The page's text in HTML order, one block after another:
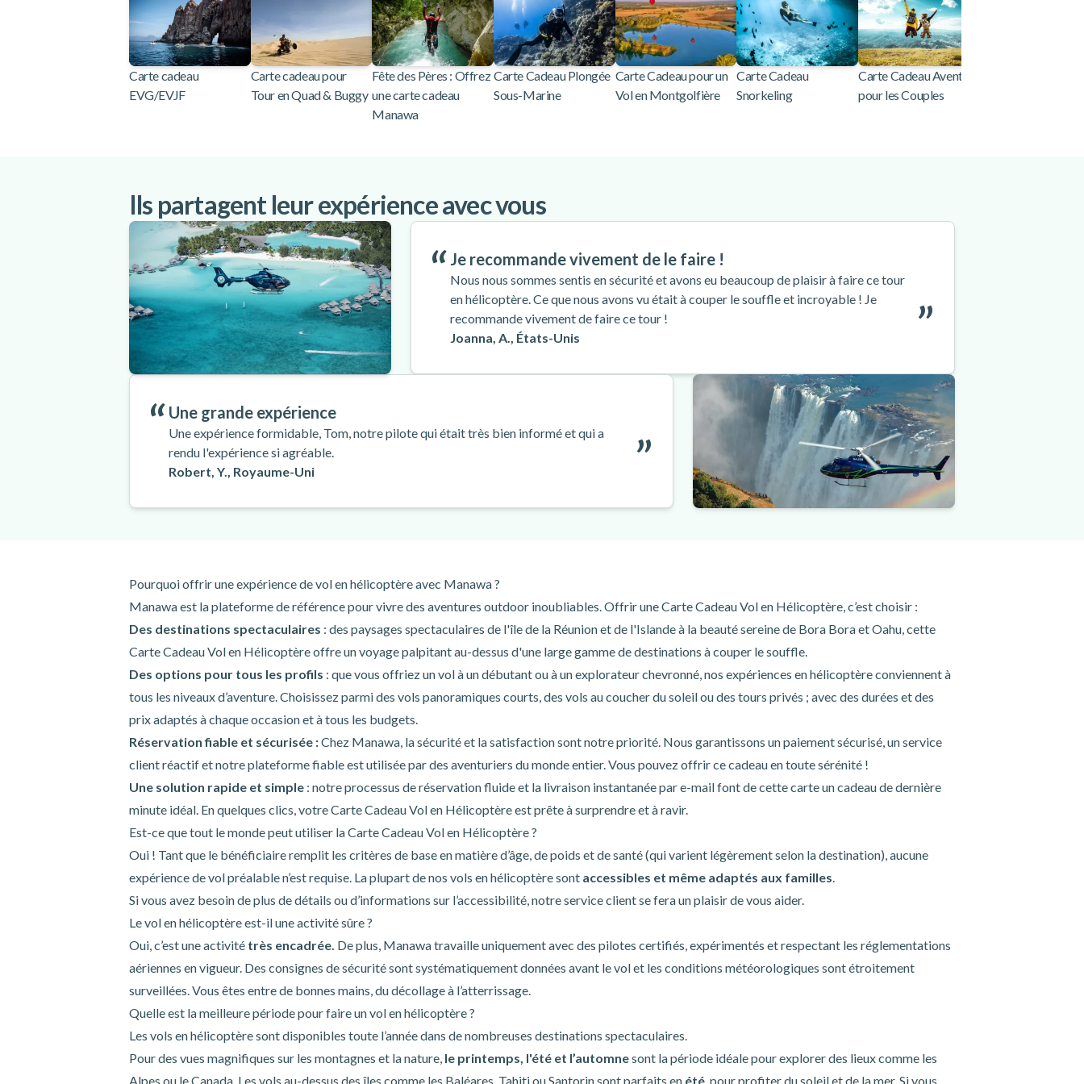
Carte cadeau
EVG/EVJF
Carte cadeau pour
Tour en Quad & Buggy
Fête des Pères : Offrez
une carte cadeau
Manawa
Carte Cadeau Plongée
Sous-Marine
Carte Cadeau pour un
Vol en Montgolfière
Carte Cadeau
Snorkeling
Carte Cadeau Aventure
pour les Couples
Ils partagent leur expérience avec vous
Je recommande vivement de le faire !
Nous nous sommes sentis en sécurité et avons eu beaucoup de plaisir à faire ce tour
en hélicoptère. Ce que nous avons vu était à couper le souffle et incroyable ! Je
recommande vivement de faire ce tour !
Joanna, A., États-Unis
Une grande expérience
Une expérience formidable, Tom, notre pilote qui était très bien informé et qui a
rendu l'expérience si agréable.
Robert, Y., Royaume-Uni
Pourquoi offrir une expérience de vol en hélicoptère avec Manawa ?
Manawa est la plateforme de référence pour vivre des aventures outdoor inoubliables. Offrir une Carte Cadeau Vol en Hélicoptère, c’est choisir :
Des destinations spectaculaires : des paysages spectaculaires de l'île de la Réunion et de l'Islande à la beauté sereine de Bora Bora et Oahu, cette
Carte Cadeau Vol en Hélicoptère offre un voyage palpitant au-dessus d'une large gamme de destinations à couper le souffle.
Des options pour tous les profils : que vous offriez un vol à un débutant ou à un explorateur chevronné, nos expériences en hélicoptère conviennent à
tous les niveaux d’aventure. Choisissez parmi des vols panoramiques courts, des vols au coucher du soleil ou des tours privés ; avec des durées et des
prix adaptés à chaque occasion et à tous les budgets.
Réservation fiable et sécurisée :Chez Manawa, la sécurité et la satisfaction sont notre priorité. Nous garantissons un paiement sécurisé, un service
client réactif et notre plateforme fiable est utilisée par des aventuriers du monde entier. Vous pouvez offrir ce cadeau en toute sérénité !
Une solution rapide et simple : notre processus de réservation fluide et la livraison instantanée par e-mail font de cette carte un cadeau de dernière
minute idéal. En quelques clics, votre Carte Cadeau Vol en Hélicoptère est prête à surprendre et à ravir.
Est-ce que tout le monde peut utiliser la Carte Cadeau Vol en Hélicoptère ?
Oui ! Tant que le bénéficiaire remplit les critères de base en matière d’âge, de poids et de santé (qui varient légèrement selon la destination), aucune
expérience de vol préalable n’est requise. La plupart de nos vols en hélicoptère sont accessibles et même adaptés aux familles
Si vous avez besoin de plus de détails ou d’informations sur l’accessibilité, notre service client se fera un plaisir de vous aider.
Le vol en hélicoptère est-il une activité sûre ?
Oui, c’est une activité très encadrée. De plus, Manawa travaille uniquement avec des pilotes certifiés, expérimentés et respectant les réglementations
aériennes en vigueur. Des consignes de sécurité sont systématiquement données avant le vol et les conditions météorologiques sont étroitement
surveillées. Vous êtes entre de bonnes mains, du décollage à l’atterrissage.
Quelle est la meilleure période pour faire un vol en hélicoptère ?
Les vols en hélicoptère sont disponibles toute l’année dans de nombreuses destinations spectaculaires.
Pour des vues magnifiques sur les montagnes et la nature, le printemps, l'été et l’automnesont la période idéale pour explorer des lieux comme les
Alpes ou le Canada. Les vols au-dessus des îles comme les Baléares, Tahiti ou Santorin sont parfaits en été , pour profiter du soleil et de la mer. Si vous